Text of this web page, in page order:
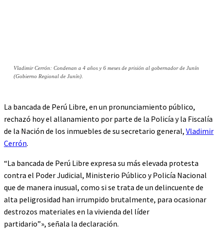
Vladimir Cerrón: Condenan a 4 años y 6 meses de prisión al gobernador de Junín
(Gobierno Regional de Junín).
La bancada de Perú Libre, en un pronunciamiento público,
rechazó hoy el allanamiento por parte de la Policía y la Fiscalía
de la Nación de los inmuebles de su secretario general, Vladimir
Cerrón.
“La bancada de Perú Libre expresa su más elevada protesta
contra el Poder Judicial, Ministerio Público y Policía Nacional
que de manera inusual, como si se trata de un delincuente de
alta peligrosidad han irrumpido brutalmente, para ocasionar
destrozos materiales en la vivienda del líder
partidario”», señala la declaración.